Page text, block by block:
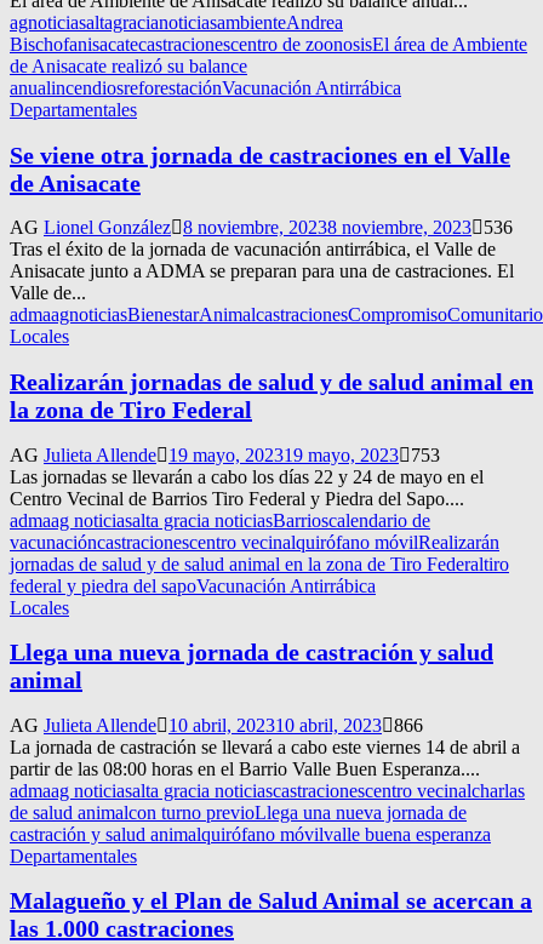
agnoticiasaltagracianoticiasambienteAndrea
Bischofanisacatecastracionescentro de zoonosisEl área de Ambiente
de Anisacate realizó su balance
anualincendiosreforestaciónVacunación Antirrábica
Departamentales
Se viene otra jornada de castraciones en el Valle
de Anisacate
AG Lionel González 8 noviembre, 20238 noviembre, 2023
536
Tras el éxito de la jornada de vacunación antirrábica, el Valle de
Anisacate junto a ADMA se preparan para una de castraciones. El
Valle de...
admaagnoticiasBienestarAnimalcastracionesCompromisoComunitario
Locales
Realizarán jornadas de salud y de salud animal en
la zona de Tiro Federal
AG Julieta Allende 19 mayo, 202319 mayo, 2023
753
Las jornadas se llevarán a cabo los días 22 y 24 de mayo en el
Centro Vecinal de Barrios Tiro Federal y Piedra del Sapo....
admaag noticiasalta gracia noticiasBarrioscalendario de
vacunacióncastracionescentro vecinalquirófano móvilRealizarán
jornadas de salud y de salud animal en la zona de Tiro Federaltiro
federal y piedra del sapoVacunación Antirrábica
Locales
Llega una nueva jornada de castración y salud
animal
AG Julieta Allende 10 abril, 202310 abril, 2023 866
La jornada de castración se llevará a cabo este viernes 14 de abril a
partir de las 08:00 horas en el Barrio Valle Buen Esperanza....
admaag noticiasalta gracia noticiascastracionescentro vecinalcharlas
de salud animalcon turno previoLlega una nueva jornada de
castración y salud animalquirófano móvilvalle buena esperanza
Departamentales
Malagueño y el Plan de Salud Animal se acercan a
las 1.000 castraciones